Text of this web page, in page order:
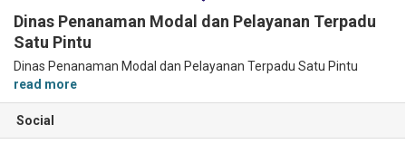
Dinas Penanaman Modal dan Pelayanan Terpadu
Satu Pintu
Dinas Penanaman Modal dan Pelayanan Terpadu Satu Pintu
read more
Social